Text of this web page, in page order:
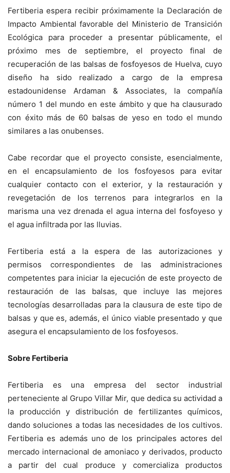
Fertiberia espera recibir próximamente la Declaración de
Impacto Ambiental favorable del Ministerio de Transición
Ecológica para proceder a presentar públicamente, el
próximo mes de septiembre, el proyecto final de
recuperación de las balsas de fosfoyesos de Huelva, cuyo
diseño ha sido realizado a cargo de la empresa
estadounidense Ardaman & Associates, la compañía
número 1 del mundo en este ámbito y que ha clausurado
con éxito más de 60 balsas de yeso en todo el mundo
similares a las onubenses.
Cabe recordar que el proyecto consiste, esencialmente,
en el encapsulamiento de los fosfoyesos para evitar
cualquier contacto con el exterior, y la restauración y
revegetación de los terrenos para integrarlos en la
marisma una vez drenada el agua interna del fosfoyeso y
el agua infiltrada por las lluvias.
Fertiberia está a la espera de las autorizaciones y
permisos correspondientes de las administraciones
competentes para iniciar la ejecución de este proyecto de
restauración de las balsas, que incluye las mejores
tecnologías desarrolladas para la clausura de este tipo de
balsas y que es, además, el único viable presentado y que
asegura el encapsulamiento de los fosfoyesos.
Sobre Fertiberia
Fertiberia es una empresa del sector industrial
perteneciente al Grupo Villar Mir, que dedica su actividad a
la producción y distribución de fertilizantes químicos,
dando soluciones a todas las necesidades de los cultivos.
Fertiberia es además uno de los principales actores del
mercado internacional de amoniaco y derivados, producto
a partir del cual produce y comercializa productos